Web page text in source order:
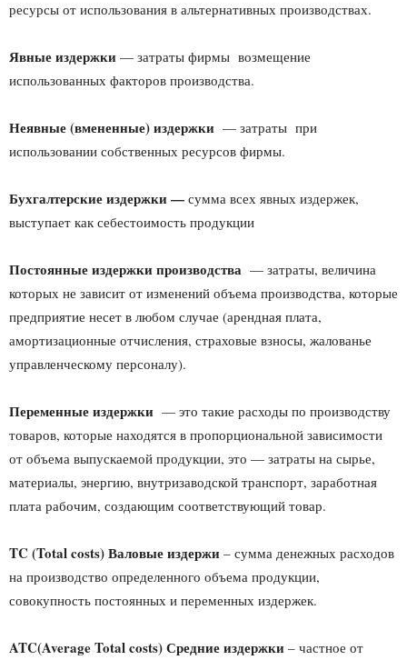
ресурсы от использования в альтернативных производствах.
Явные издержки — затраты фирмы возмещение
использованных факторов производства.
Неявные (вмененные) издержки — затраты при
использовании собственных ресурсов фирмы.
Бухгалтерские издержки — сумма всех явных издержек,
выступает как себестоимость продукции
Постоянные издержкипроизводства — затраты, величина
которых не зависит от изменений объема производства, которые
предприятие несет в любом случае (арендная плата,
амортизационные отчисления, страховые взносы, жалованье
управленческому персоналу).
Переменные издержки — это такие расходы по производству
товаров, которые находятся в пропорциональной зависимости
от объема выпускаемой продукции, это — затраты на сырье,
материалы, энергию, внутризаводской транспорт, заработная
плата рабочим, создающим соответствующий товар.
TC (Totalcosts) Валовые издержи – сумма денежных расходов
на производство определенного объема продукции,
совокупность постоянных и переменных издержек.
ATC(AverageTotalcosts) Средние издержки – частное от